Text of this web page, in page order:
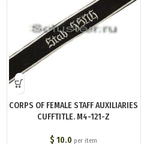
CORPS OF FEMALE STAFF AUXILIARIES
CUFFTITLE. M4-121-Z
$ 10.0 per item